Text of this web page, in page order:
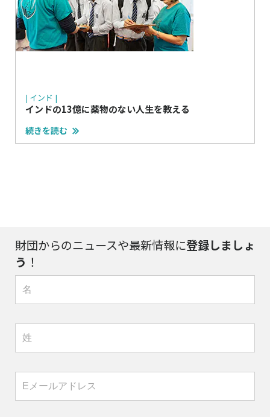
| インド |
インドの13億に薬物のない人生を教える
続きを読む
財団からのニュースや最新情報に登録しましょ
う ！